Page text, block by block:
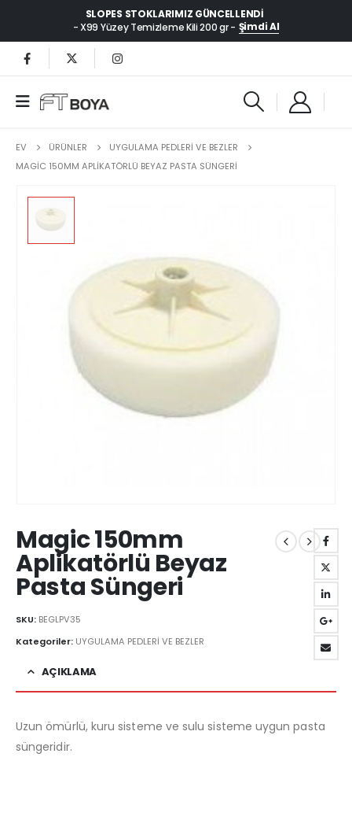
SLOPES STOKLARIMIZ GÜNCELLENDI
- X99 Yüzey Temizleme Kili 200 gr - Şimdi Al
EV ÜRÜNLER
UYGULAMA PEDLERİ VE BEZLER
MAGIC 150MM APLIKATÖRLÜ BEYAZ PASTA SÜNGERI
Magic 150mm
Aplikatörlü Beyaz
Pasta Süngeri
SKU: BEGLPV35
Kategoriler: UYGULAMA PEDLERİ VE BEZLER
AÇIKLAMA
Uzun ömürlü, kuru sisteme ve sulu sisteme uygun pasta
süngeridir.